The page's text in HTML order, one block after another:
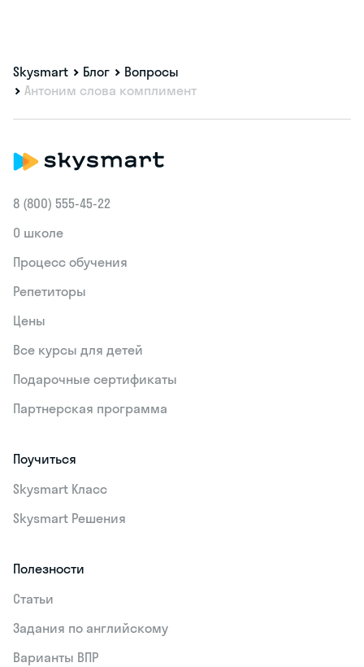
Skysmart Блог
Вопросы
Антоним слова комплимент
8 (800) 555‑45-22
О школе
Процесс обучения
Репетиторы
Цены
Все курсы для детей
Подарочные сертификаты
Партнерская программа
Поучиться
Skysmart Класс
Skysmart Решения
Полезности
Статьи
Задания по английскому
Варианты ВПР